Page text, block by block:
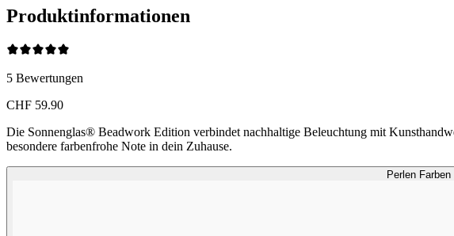
Produktinformationen
5 Bewertungen
CHF 59.90
Die Sonnenglas® Beadwork Edition verbindet nachhaltige Beleuchtung mit
besondere farbenfrohe Note in dein Zuhause.
Perlen Farben
Perlen Farben